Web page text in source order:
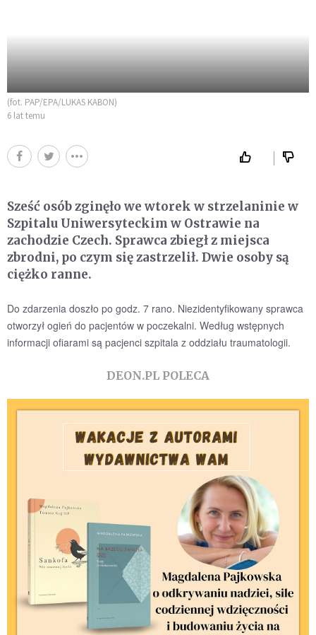
(fot. PAP/EPA/LUKAS KABON)
6 lat temu
Sześć osób zginęło we wtorek w strzelaninie w
Szpitalu Uniwersyteckim w Ostrawie na
zachodzie Czech. Sprawca zbiegł z miejsca
zbrodni, po czym się zastrzelił. Dwie osoby są
ciężko ranne.
Do zdarzenia doszło po godz. 7 rano. Niezidentyfikowany sprawca
otworzył ogień do pacjentów w poczekalni. Według wstępnych
informacji ofiarami są pacjenci szpitala z oddziału traumatologii.
DEON.PL POLECA